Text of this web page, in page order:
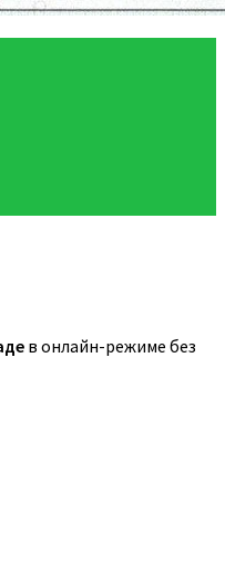
в онлайн-режиме без